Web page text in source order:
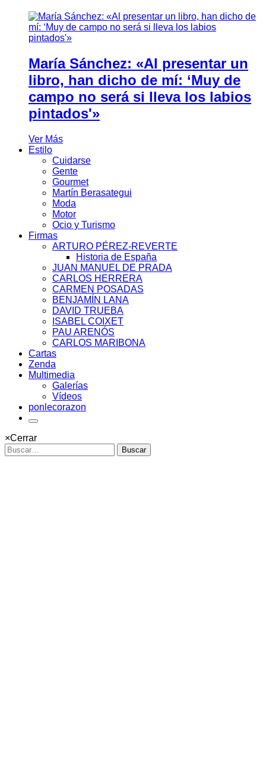
María Sánchez: «Al presentar un
libro, han dicho de mí: ‘Muy de
campo no será si lleva los labios
pintados'»
Ver Más
Estilo
Cuidarse
Gente
Gourmet
Martín Berasategui
Moda
Motor
Ocio y Turismo
Firmas
ARTURO PÉREZ-REVERTE
Historia de España
JUAN MANUEL DE PRADA
CARLOS HERRERA
CARMEN POSADAS
BENJAMÍN LANA
DAVID TRUEBA
ISABEL COIXET
PAU ARENÓS
CARLOS MARIBONA
Cartas
Zenda
Multimedia
Galerías
Vídeos
ponlecorazon
×Cerrar
Buscar